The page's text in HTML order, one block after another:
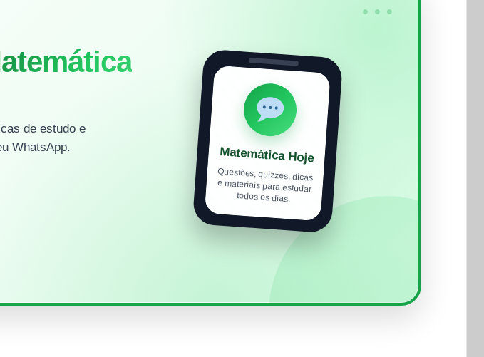
•••
de estudo e
WhatsApp.
Matemática Hoje
Questões, quizzes, dicas
e materiais para estudar
todos os dias.